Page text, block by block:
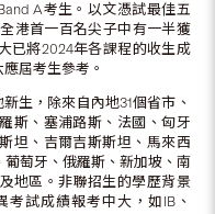
A考生。以文憑試最佳五
港首一百名尖子中有一半獲
已將2024年各課程的收生成
屆考生參考。
生，除來自內地31個省市、
斯、塞浦路斯、法國、匈牙
坦、吉爾吉斯斯坦、馬來西
萄牙、俄羅斯、新加坡、南
地區。非聯招生的學歷背景
試成績報考中大，如IB、